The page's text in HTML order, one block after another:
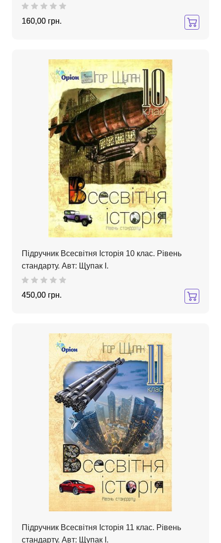
160,00 грн.
Підручник Всесвітня Історія 10 клас. Рівень
стандарту. Авт: Щупак І.
450,00 грн.
Підручник Всесвітня Історія 11 клас. Рівень
стандарту. Авт: Щупак І.